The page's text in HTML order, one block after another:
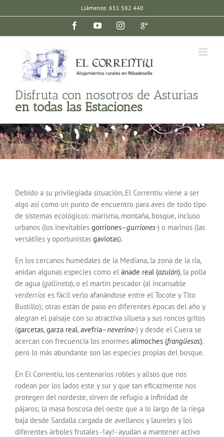
al
Llámenos: 651 582 440
FacebookYouTubeInstagram
Google
Disfruta con nosotros de Asturias
en todas las Estaciones
aves
Debido a su privilegiada situación, El Correntíu viene a ser
algo así como un punto de encuentro para aves de todo tipo
de sistemas ecológicos: marisma, montaña, bosque, incluso
urbanos (los inevitables gorriones–gurriones-) o marinos (las
versátiles y oportunistas gaviotas).
En los cercanos humedales de la Mediana, la zona de la ría,
anidan algunas especies como el ánade real (azulón), la polla
de agua (gallineta), o el martín pescador (al incansable
verderríos es fácil verlo afanándose entre el Tocote y Tito
Bustillo); otras están de paso en diferentes épocas del año y
alegran el paisaje con su atractiva silueta y sus roncos gritos
(garcetas,garza real,avefría–neverina-) y desde el Cuera se
acercan con frecuencia los enormes alimoches (frangüesos),
pero lo más abundante son las especies propias del bosque.
En El Correntíu, los centenarios robles y alisos que nos
rodean por los lados este y sur y que tan eficazmente nos
protegen del nordeste, sirven de refugio a infinidad de
pájaros; la masa boscosa del oeste que a lo largo de la riega
baja desde Sardalla cargada de avellanos y laureles y los
diferentes árboles frutales -!ay!- ayudan a mantener activo